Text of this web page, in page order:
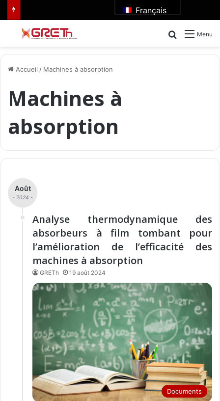
Français
Menu
Rechercher
Accueil / Machines à absorption
Machines à
absorption
Août
- 2024 -
Analyse thermodynamique des
absorbeurs à film tombant pour
l’amélioration de l’efficacité des
machines à absorption
GRETh 19 août 2024
Documents